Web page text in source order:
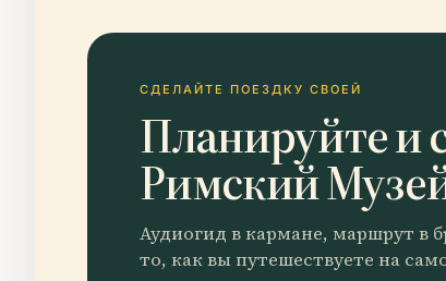
СДЕЛАЙТЕ ПОЕЗДКУ СВОЕЙ
Планируйте и
Римский
Аудиогид в кармане, маршрут в
то, как вы путешествуете на